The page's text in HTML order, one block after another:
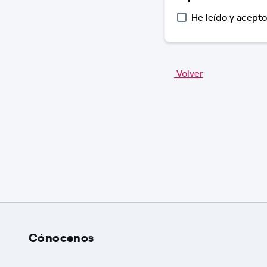
He leído y
Volver
Cónocenos